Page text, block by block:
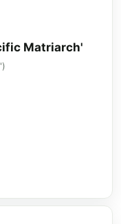
Matriarch'